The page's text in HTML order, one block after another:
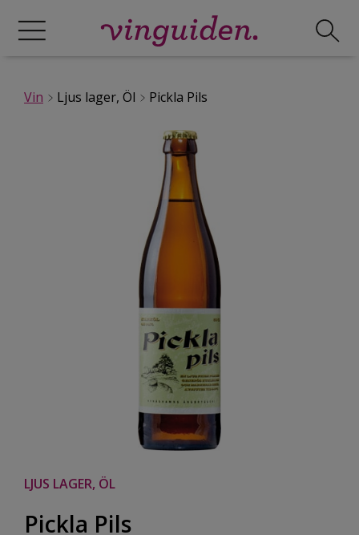
Vin Ljus lager, Öl Pickla Pils
LJUS LAGER, ÖL
Pickla Pils